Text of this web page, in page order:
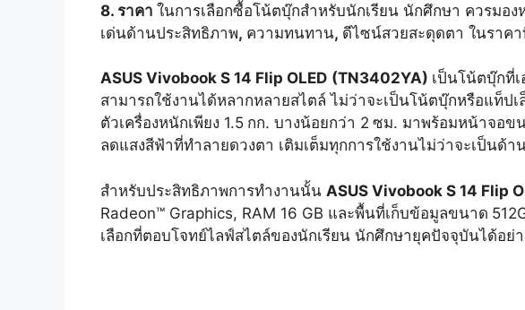
8. ราคา ในการเลือกซื้อโน้ตบุ๊กสำหรับนักเรียน นักศึกษา ควรม
เด่นด้านประสิทธิภาพ, ความทนทาน, ดีไซน์สวยสะดุดตา ในราค
ASUS Vivobook S 14 Flip OLED (TN3402YA) เป็นโน้ตบุ๊กที่
สามารถใช้งานได้หลากหลายสไตล์ ไม่ว่าจะเป็นโน้ตบุ๊กหรือแท็ป
ตัวเครื่องหนักเพียง 1.5 กก. บางน้อยกว่า 2 ซม. มาพร้อมหน้าจอขน
ลดแสงสีฟ้าที่ทำลายดวงตา เติมเต็มทุกการใช้งานไม่ว่าจะเป็นด้า
สำหรับประสิทธิภาพการทำงานนั้น ASUS Vivobook S 14 Flip
Radeon™ Graphics, RAM 16 GB และพื้นที่เก็บข้อมูลขนาด
เลือกที่ตอบโจทย์ไลฟ์สไตล์ของนักเรียน นักศึกษายุคปัจจุบันได้อย่า